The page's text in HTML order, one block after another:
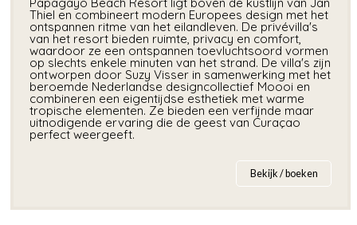
Papagayo Beach Resort ligt boven de kustlijn van Jan
Thiel en combineert modern Europees design met het
ontspannen ritme van het eilandleven. De privévilla's
van het resort bieden ruimte, privacy en comfort,
waardoor ze een ontspannen toevluchtsoord vormen
op slechts enkele minuten van het strand. De villa's zijn
ontworpen door Suzy Visser in samenwerking met het
beroemde Nederlandse designcollectief Moooi en
combineren een eigentijdse esthetiek met warme
tropische elementen. Ze bieden een verfijnde maar
uitnodigende ervaring die de geest van Curaçao
perfect weergeeft.
Bekijk / boeken